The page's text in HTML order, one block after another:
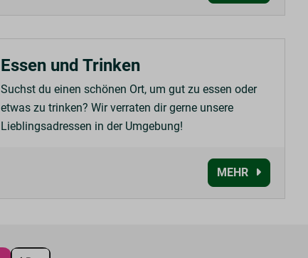
Essen und Trinken
Suchst du einen schönen Ort, um gut zu essen oder
etwas zu trinken? Wir verraten dir gerne unsere
Lieblingsadressen in der Umgebung!
MEHR